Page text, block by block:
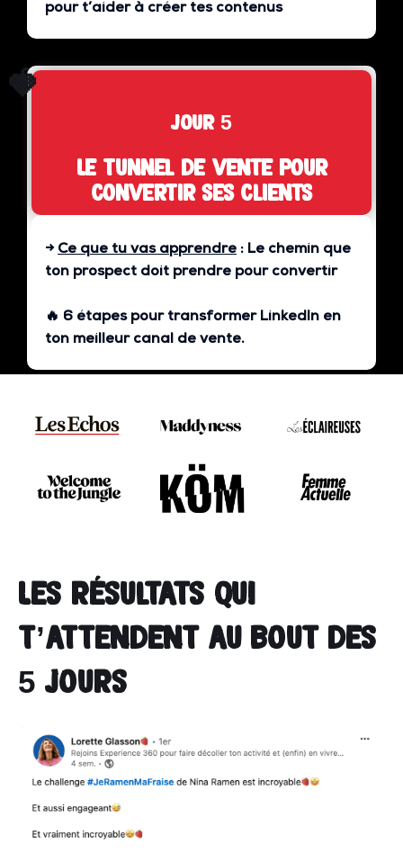
pour t’aider à créer tes contenus
🍓
jour 5
Le tunnel de vente pour
convertir ses clients
→ Ce que tu vas apprendre : Le chemin que
ton prospect doit prendre pour convertir
🔥 6 étapes pour transformer LinkedIn en
ton meilleur canal de vente.
Les résultats qui
t’attendent au bout des
5 jours